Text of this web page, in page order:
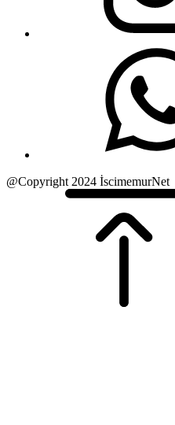
@Copyright 2024 İscimemurNet